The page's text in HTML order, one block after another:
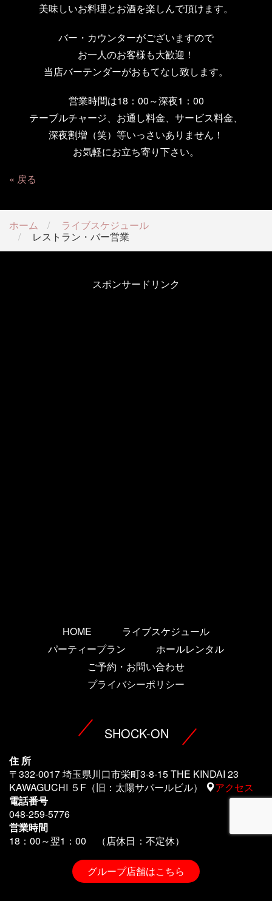
美味しいお料理とお酒を楽しんで頂けます。
バー・カウンターがございますので
お一人のお客様も大歓迎！
当店バーテンダーがおもてなし致します。
営業時間は18：00～深夜1：00
テーブルチャージ、お通し料金、サービス料金、
深夜割増（笑）等いっさいありません！
お気軽にお立ち寄り下さい。
戻る
ホーム
ライブスケジュール
レストラン・バー営業
スポンサードリンク
HOME
ライブスケジュール
パーティープラン
ホールレンタル
ご予約・お問い合わせ
プライバシーポリシー
SHOCK-ON
住 所
〒332-0017 埼玉県川口市栄町3-8-15 THE KINDAI 23
KAWAGUCHI ５F（旧：太陽サパールビル）
アクセス
電話番号
048-259-5776
営業時間
18：00～翌1 ：00 （店休日：不定休）
グループ店舗はこちら